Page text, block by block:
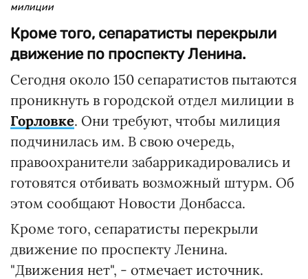
милиции
Кроме того, сепаратисты перекрыли
движение по проспекту Ленина.
Сегодня около 150 сепаратистов пытаются
проникнуть в городской отдел милиции в
Горловке. Они требуют, чтобы милиция
подчинилась им. В свою очередь,
правоохранители забаррикадировались и
готовятся отбивать возможный штурм. Об
этом сообщают Новости Донбасса.
Кроме того, сепаратисты перекрыли
движение по проспекту Ленина.
"Движения нет", - отмечает источник.